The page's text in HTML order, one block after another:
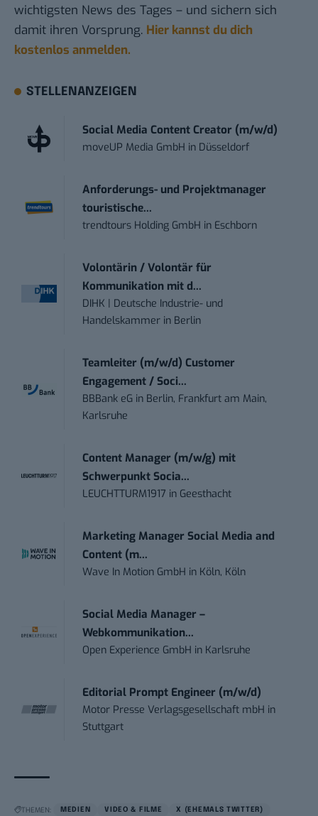
wichtigsten News des Tages – und sichern sich
damit ihren Vorsprung. Hier kannst du dich
kostenlos anmelden.
STELLENANZEIGEN
Social Media Content Creator (m/w/d)
moveUP Media GmbH in Düsseldorf
Anforderungs- und Projektmanager
touristische...
trendtours Holding GmbH in Eschborn
Volontärin / Volontär für
Kommunikation mit d...
DIHK | Deutsche Industrie- und
Handelskammer in Berlin
Teamleiter (m/w/d) Customer
Engagement / Soci...
BBBank eG in Berlin, Frankfurt am Main,
Karlsruhe
Content Manager (m/w/g) mit
Schwerpunkt Socia...
LEUCHTTURM1917 in Geesthacht
Marketing Manager Social Media and
Content (m...
Wave In Motion GmbH in Köln, Köln
Social Media Manager –
Webkommunikation...
Open Experience GmbH in Karlsruhe
Editorial Prompt Engineer (m/w/d)
Motor Presse Verlagsgesellschaft mbH in
Stuttgart
THEMEN: MEDIEN VIDEO & FILME X (EHEMALS TWITTER)